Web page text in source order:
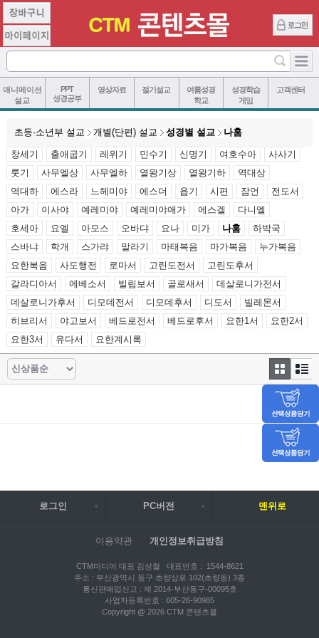
애니메이션
설교
PPT
성경공부
영상자료 절기설교
여름성경
학교
성경학습
게임
고객센터
초등·소년부 설교 개별(단편) 설교 성경별 설교 나훔
창세기 출애굽기 레위기 민수기 신명기 여호수아
사사기
룻기
사무엘상 사무엘하 열왕기상 열왕기하
역대상
역대하
에스라 느헤미야 에스더 욥기 시편 잠언
전도서
아가
이사야 예레미야 예레미야애가 에스겔
다니엘
호세아
요엘 아모스 오바댜 요나 미가 나훔
하박국
스바냐
학개 스가랴 말라기 마태복음 마가복음
누가복음
요한복음
사도행전 로마서 고린도전서
고린도후서
갈라디아서
에베소서 빌립보서 골로새서
데살로니가전서
데살로니가후서
디모데전서 디모데후서 디도서
빌레몬서
히브리서
야고보서 베드로전서 베드로후서 요한1서
요한2서
요한3서
유다서 요한계시록
로그인 PC버전 맨위로
이용약관 개인정보취급방침
CTM미디어 대표 김성철 대표번호 : 1544-8621
주소 : 부산광역시 동구 초량상로 102(초량동) 3층
통신판매업신고 : 제 2014-부산동구-00095호
사업자등록번호 : 605-26-90985
Copyright @ 2026 CTM 콘텐츠몰